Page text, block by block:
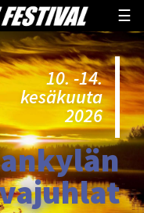
☰
10. -14.
kesäkuuta
2026